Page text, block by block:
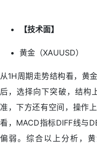
【技术面】
黄金（XAUUSD）
从1H周期走势结构看，黄
后，选择向下突破，结构
准，下方还有空间，操作
看，MACD指标DIFF线与
偏弱。综合以上分析，